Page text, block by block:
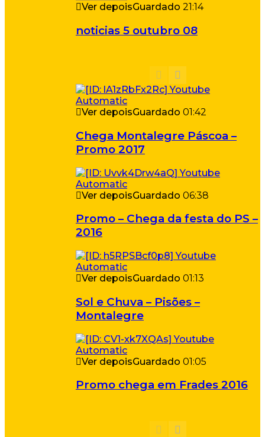
Ver depoisGuardado 21:14
noticias 5 outubro 08
Ver depoisGuardado 01:42
Chega Montalegre Páscoa –
Promo 2017
Ver depoisGuardado 06:38
Promo – Chega da festa do PS –
2016
Ver depoisGuardado 01:13
Sol e Chuva – Pisões –
Montalegre
Ver depoisGuardado 01:05
Promo chega em Frades 2016